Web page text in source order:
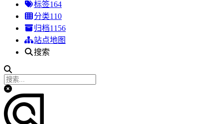
标签164
分类110
归档1156
站点地图
搜索